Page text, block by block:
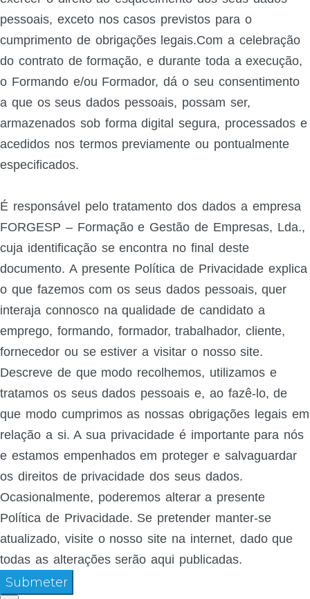
pessoais, exceto nos casos previstos para o
cumprimento de obrigações legais.Com a celebração
do contrato de formação, e durante toda a execução,
o Formando e/ou Formador, dá o seu consentimento
a que os seus dados pessoais, possam ser,
armazenados sob forma digital segura, processados e
acedidos nos termos previamente ou pontualmente
especificados.
É responsável pelo tratamento dos dados a empresa
FORGESP – Formação e Gestão de Empresas, Lda.,
cuja identificação se encontra no final deste
documento. A presente Política de Privacidade explica
o que fazemos com os seus dados pessoais, quer
interaja connosco na qualidade de candidato a
emprego, formando, formador, trabalhador, cliente,
fornecedor ou se estiver a visitar o nosso site.
Descreve de que modo recolhemos, utilizamos e
tratamos os seus dados pessoais e, ao fazê-lo, de
que modo cumprimos as nossas obrigações legais em
relação a si. A sua privacidade é importante para nós
e estamos empenhados em proteger e salvaguardar
os direitos de privacidade dos seus dados.
Ocasionalmente, poderemos alterar a presente
Política de Privacidade. Se pretender manter-se
atualizado, visite o nosso site na internet, dado que
todas as alterações serão aqui publicadas.
Submeter